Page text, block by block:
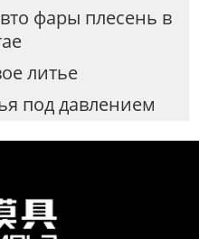
фары плесень в
литье
под давлением